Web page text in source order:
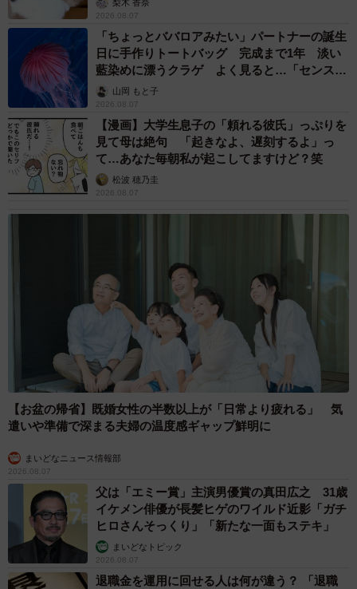
梨木 香奈
2026.08.07
「ちょっとババロアみたい」パートナーの誕生
日に手作りトートバッグ 完成まで1年 淡い
藍染めに漂うクラゲ よく見ると…「センスす
ごい」山岡 もと子
2026.08.07
【漫画】大学生息子の「頼れる彼氏」っぷりを
見て母は絶句 「起きなよ、遅刻するよ」っ
て…あなた毎朝私が起こしてますけど？笑
松波 穂乃圭
2026.08.07
【お盆の帰省】既婚女性の半数以上が「日常より疲れる」 気
遣いや準備で深まる夫婦の温度感ギャップ鮮明に
まいどなニュース情報部
2026.08.07
父は「エミー賞」主演男優賞の真田広之 31歳
イケメン俳優が長髪ヒゲのワイルド近影「ガチ
ヒロさんそっくり」「新たな一面もステキ」
まいどなトピック
2026.08.07
退職金を運用に回せる人は何が違う？ 「退職